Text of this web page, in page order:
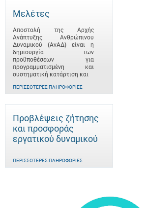
Μελέτες
Αποστολή της Αρχής
Ανάπτυξης Ανθρώπινου
Δυναμικού (ΑνΑΔ) είναι η
δημιουργία των
προϋποθέσεων για
προγραμματισμένη και
συστηματική κατάρτιση και
ΠΕΡΙΣΣΌΤΕΡΕΣ ΠΛΗΡΟΦΟΡΊΕΣ
Προβλέψεις ζήτησης
και προσφοράς
εργατικού δυναμικού
ΠΕΡΙΣΣΌΤΕΡΕΣ ΠΛΗΡΟΦΟΡΊΕΣ